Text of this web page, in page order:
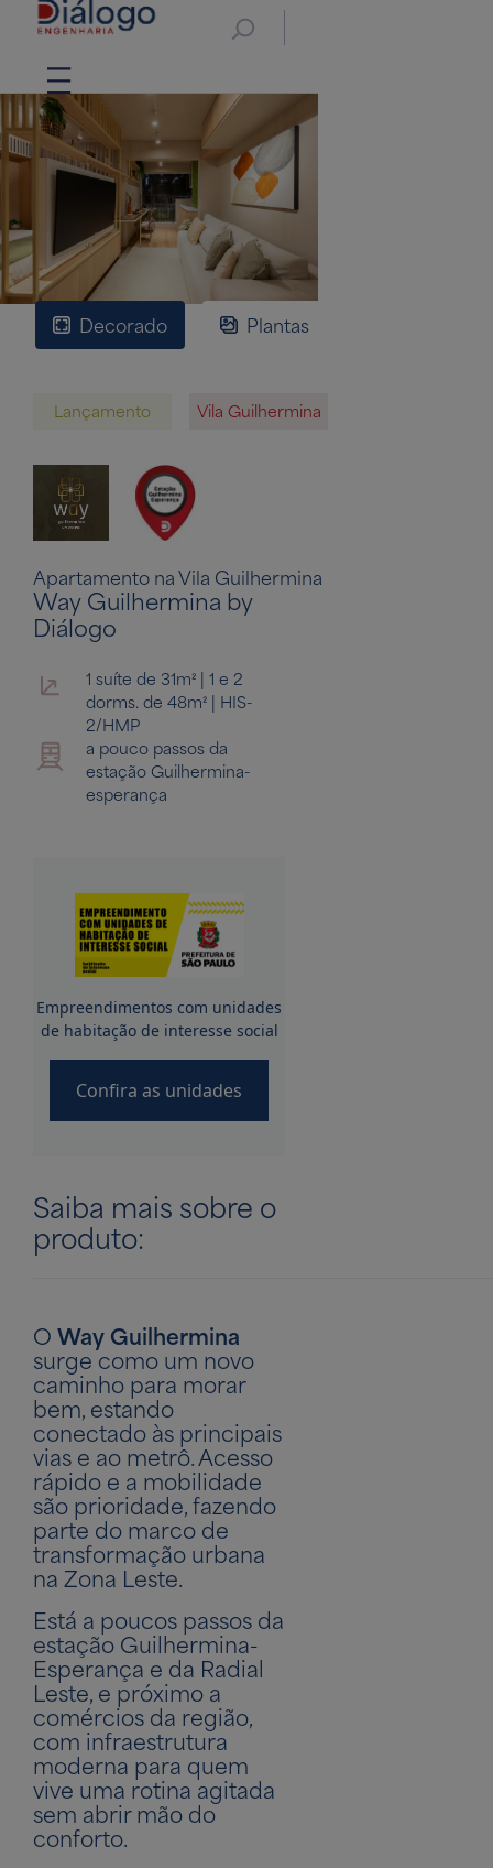
Decorado Plantas
Lançamento Vila Guilhermina
Apartamento na Vila Guilhermina
Way Guilhermina by
Diálogo
1 suíte de 31m² | 1 e 2
dorms. de 48m² | HIS-
2/HMP
a pouco passos da
estação Guilhermina-
esperança
Empreendimentos com unidades
de habitação de interesse social
Confira as unidades
Saiba mais sobre o
produto:
O Way Guilhermina
surge como um novo
caminho para morar
bem, estando
conectado às principais
vias e ao metrô. Acesso
rápido e a mobilidade
são prioridade, fazendo
parte do marco de
transformação urbana
na Zona Leste.
Está a poucos passos da
estação Guilhermina-
Esperança e da Radial
Leste, e próximo a
comércios da região,
com infraestrutura
moderna para quem
vive uma rotina agitada
sem abrir mão do
conforto.